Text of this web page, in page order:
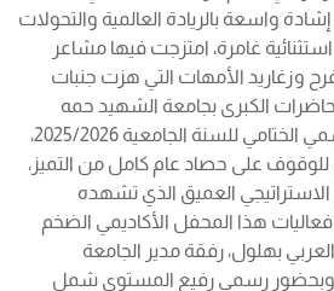
إشادة واسعة بالريادة العالمية والتحولات
غامرة، امتزجت فيها مشاعر
وزغاريد الأمهات التي هزت جنبات
الكبرى بجامعة الشهيد حمه
لخضر بالوادي، الحفل الرسمي الختامي للسنة الجامعية 2025/2026،
على حصاد عام كامل من التميز،
الاستراتيجي العميق الذي تشهده
هذا المحفل الأكاديمي الضخم
بهلول، رفقة مدير الجامعة
وبحضور رسمي رفيع المستوى شمل